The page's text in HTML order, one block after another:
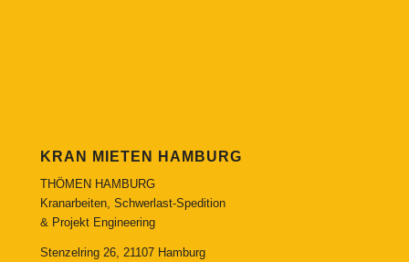
KRAN MIETEN HAMBURG
THÖMEN HAMBURG
Kranarbeiten, Schwerlast-Spedition
& Projekt Engineering
Stenzelring 26, 21107 Hamburg